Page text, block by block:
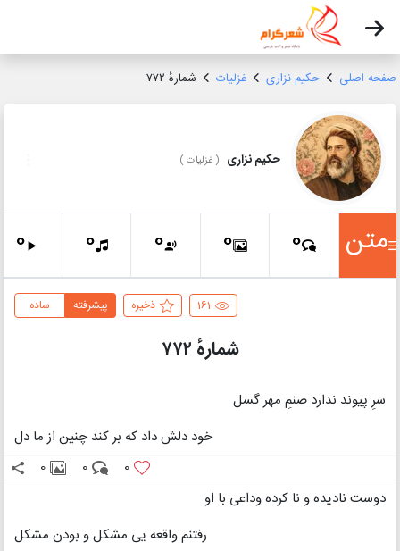
صفحه اصلی حکیم نزاری غزلیات شمارهٔ ۷۷۲
حکیم نزاری (غزلیات)
متن 0
0
0
0
0
161 ذخیره ساده پیشرفته
شمارهٔ ۷۷۲
سرِ پیوند ندارد صنمِ مهر گسل
خود دلش داد که بر کند چنین از ما دل
0
0
0
دوست نادیده و نا کرده وداعی با او
رفتنم واقعه یی مشکل و بودن مشکل